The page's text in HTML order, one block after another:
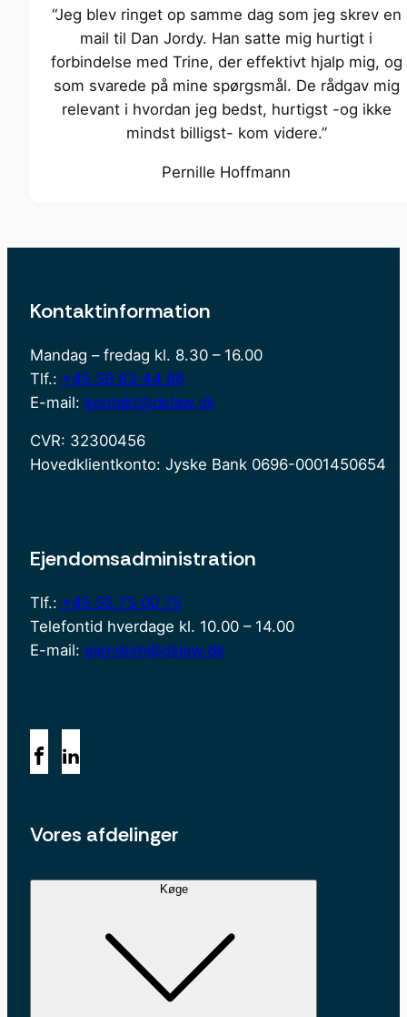
“Jeg blev ringet op samme dag som jeg skrev en
mail til Dan Jordy. Han satte mig hurtigt i
forbindelse med Trine, der effektivt hjalp mig, og
som svarede på mine spørgsmål. De rådgav mig
relevant i hvordan jeg bedst, hurtigst -og ikke
mindst billigst- kom videre.”
Pernille Hoffmann
Kontaktinformation
Mandag – fredag kl. 8.30 – 16.00
Tlf.: +45 56 63 44 66
E-mail: kontakt@dslaw.dk
CVR: 32300456
Hovedklientkonto: Jyske Bank 0696-0001450654
Ejendomsadministration
Tlf.: +45 55 75 00 75
Telefontid hverdage kl. 10.00 – 14.00
E-mail: ejendom@dslaw.dk
Vores afdelinger
Køge